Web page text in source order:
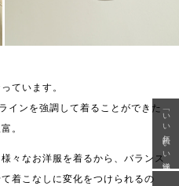
ています。
インを強調して着ることができた
。
々なお洋服を着るから、バランス
着こなしに変化をつけられるの
「いい年齢 いい洋服」